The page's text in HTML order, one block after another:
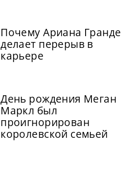
Почему Ариана Гранде
делает перерыв в
карьере
День рождения Меган
Маркл был
проигнорирован
королевской семьей